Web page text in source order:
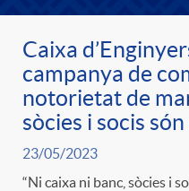
t
e
g
Caixa
campanya de
notorietat de
sòcies i socis
23/05/2023
“Ni caixa ni banc, sòcies i